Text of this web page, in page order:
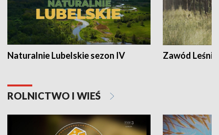
Naturalnie Lubelskie sezon IV Zawód Leśnik
ROLNICTWO I WIEŚ